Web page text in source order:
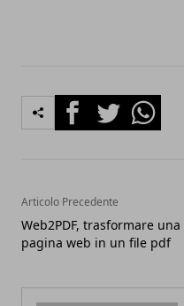
FacebookTwitterWhatsapp
Articolo Precedente
Web2PDF, trasformare una
pagina web in un file pdf